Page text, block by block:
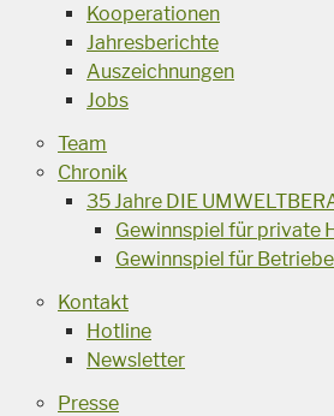
Kooperationen
Jahresberichte
Auszeichnungen
Jobs
Team
Chronik
35 Jahre DIE
Gewinnspiel für private
Gewinnspiel für Betriebe
Kontakt
Hotline
Newsletter
Presse